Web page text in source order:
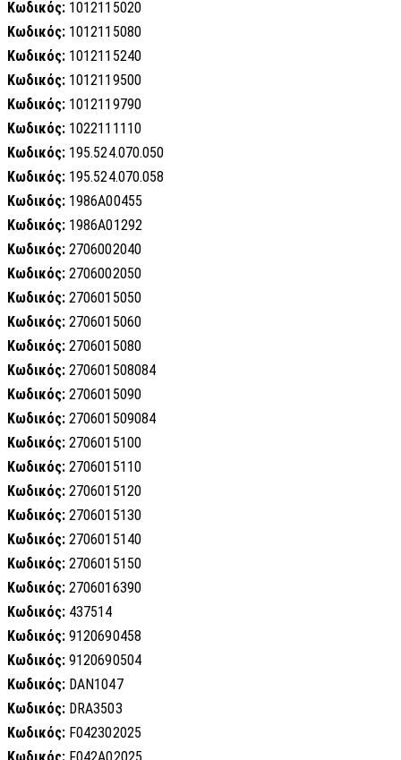
Κωδικός: 1012115020
Κωδικός: 1012115080
Κωδικός: 1012115240
Κωδικός: 1012119500
Κωδικός: 1012119790
Κωδικός: 1022111110
Κωδικός: 195.524.070.050
Κωδικός: 195.524.070.058
Κωδικός: 1986A00455
Κωδικός: 1986A01292
Κωδικός: 2706002040
Κωδικός: 2706002050
Κωδικός: 2706015050
Κωδικός: 2706015060
Κωδικός: 2706015080
Κωδικός: 270601508084
Κωδικός: 2706015090
Κωδικός: 270601509084
Κωδικός: 2706015100
Κωδικός: 2706015110
Κωδικός: 2706015120
Κωδικός: 2706015130
Κωδικός: 2706015140
Κωδικός: 2706015150
Κωδικός: 2706016390
Κωδικός: 437514
Κωδικός: 9120690458
Κωδικός: 9120690504
Κωδικός: DAN1047
Κωδικός: DRA3503
Κωδικός: F042302025